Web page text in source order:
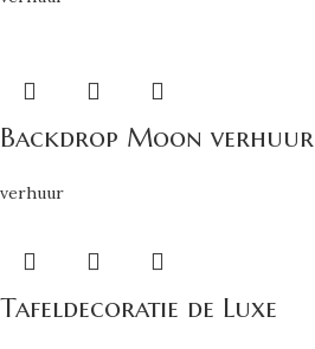
Backdrop Moon verhuur
verhuur
Tafeldecoratie de Luxe